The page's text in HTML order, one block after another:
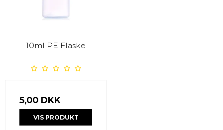
10ml PE Flaske
5,00 DKK
VIS PRODUKT